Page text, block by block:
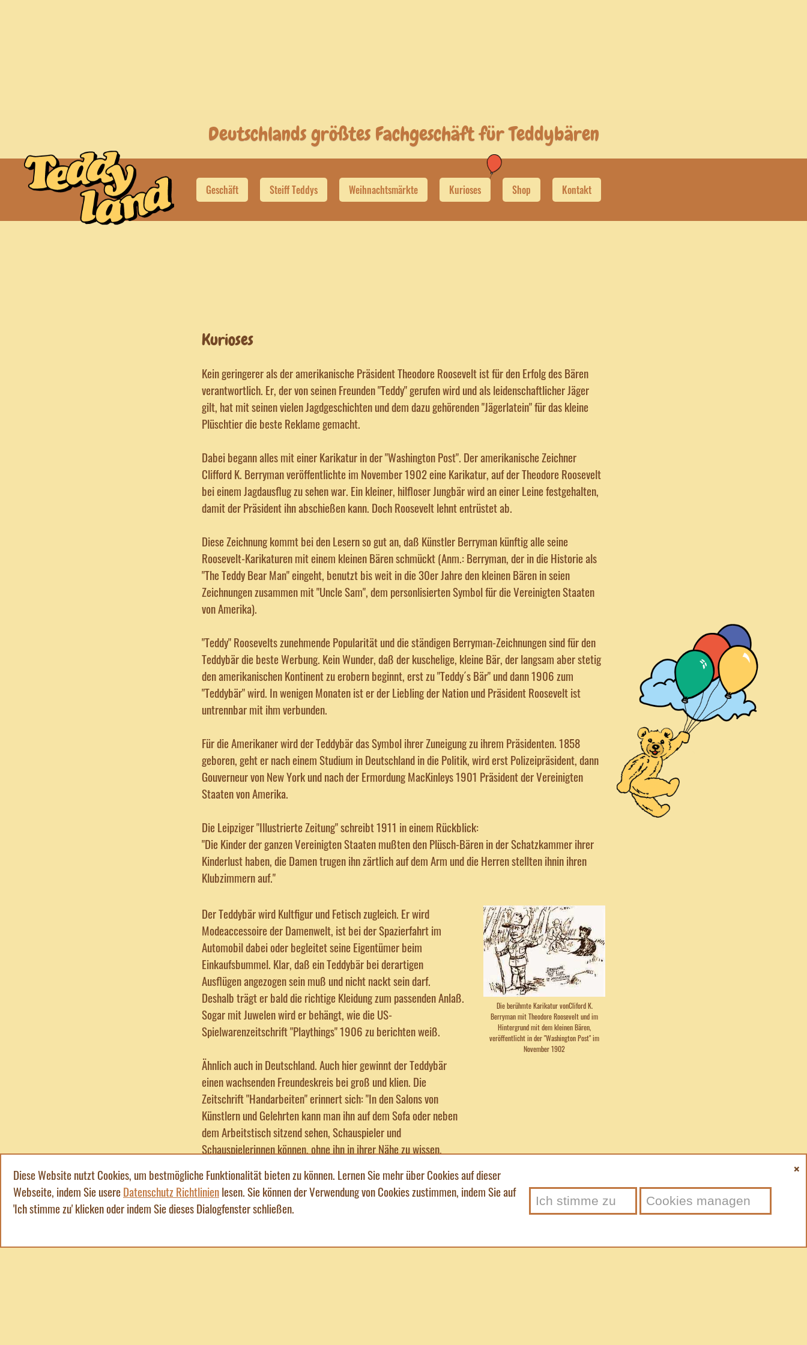
Deutschlands größtes Fachgeschäft für Teddybären
Geschäft Steiff Teddys Weihnachtsmärkte Kurioses Shop Kontakt
Kurioses
Kein geringerer als der amerikanische Präsident Theodore Roosevelt ist für den Erfolg des Bären
verantwortlich. Er, der von seinen Freunden "Teddy" gerufen wird und als leidenschaftlicher Jäger
gilt, hat mit seinen vielen Jagdgeschichten und dem dazu gehörenden "Jägerlatein" für das kleine
Plüschtier die beste Reklame gemacht.
Dabei begann alles mit einer Karikatur in der "Washington Post". Der amerikanische Zeichner
Clifford K. Berryman veröffentlichte im November 1902 eine Karikatur, auf der Theodore Roosevelt
bei einem Jagdausflug zu sehen war. Ein kleiner, hilfloser Jungbär wird an einer Leine festgehalten,
damit der Präsident ihn abschießen kann. Doch Roosevelt lehnt entrüstet ab.
Diese Zeichnung kommt bei den Lesern so gut an, daß Künstler Berryman künftig alle seine
Roosevelt-Karikaturen mit einem kleinen Bären schmückt (Anm.: Berryman, der in die Historie als
"The Teddy Bear Man" eingeht, benutzt bis weit in die 30er Jahre den kleinen Bären in seien
Zeichnungen zusammen mit "Uncle Sam", dem personlisierten Symbol für die Vereinigten Staaten
von Amerika).
"Teddy" Roosevelts zunehmende Popularität und die ständigen Berryman-Zeichnungen sind für den
Teddybär die beste Werbung. Kein Wunder, daß der kuschelige, kleine Bär, der langsam aber stetig
den amerikanischen Kontinent zu erobern beginnt, erst zu "Teddy´s Bär" und dann 1906 zum
"Teddybär" wird. In wenigen Monaten ist er der Liebling der Nation und Präsident Roosevelt ist
untrennbar mit ihm verbunden.
Für die Amerikaner wird der Teddybär das Symbol ihrer Zuneigung zu ihrem Präsidenten. 1858
geboren, geht er nach einem Studium in Deutschland in die Politik, wird erst Polizeipräsident, dann
Gouverneur von New York und nach der Ermordung MacKinleys 1901 Präsident der Vereinigten
Staaten von Amerika.
Die Leipziger "Illustrierte Zeitung" schreibt 1911 in einem Rückblick:
"Die Kinder der ganzen Vereinigten Staaten mußten den Plüsch-Bären in der Schatzkammer ihrer
Kinderlust haben, die Damen trugen ihn zärtlich auf dem Arm und die Herren stellten ihnin ihren
Klubzimmern auf."
Der Teddybär wird Kultfigur und Fetisch zugleich. Er wird
Modeaccessoire der Damenwelt, ist bei der Spazierfahrt im
Automobil dabei oder begleitet seine Eigentümer beim
Einkaufsbummel. Klar, daß ein Teddybär bei derartigen
Ausflügen angezogen sein muß und nicht nackt sein darf.
Deshalb trägt er bald die richtige Kleidung zum passenden Anlaß.
Sogar mit Juwelen wird er behängt, wie die US-
Spielwarenzeitschrift "Playthings" 1906 zu berichten weiß.
Ähnlich auch in Deutschland. Auch hier gewinnt der Teddybär
einen wachsenden Freundeskreis bei groß und klien. Die
Zeitschrift "Handarbeiten" erinnert sich: "In den Salons von
Künstlern und Gelehrten kann man ihn auf dem Sofa oder neben
dem Arbeitstisch sitzend sehen, Schauspieler und
Schauspielerinnen können, ohne ihn in ihrer Nähe zu wissen,
Opernsängerin ihren Teddybären vergessen, als sie abends zur
Oper fuhr. Das Auto mußte sofort zurückfahren, ihn zu holen. Der
Beginn der Aufführung wurde verzögert, denn die Opernsängerin
Die berühmte Karikatur vonCliford K.
Berryman mit Theodore Roosevelt und im
Hintergrund mit dem kleinen Bären,
veröffentlicht in der "Washington Post" im
November 1902
Diese Website nutzt Cookies, um bestmögliche Funktionalität bieten zu können. Lernen Sie mehr über Cookies auf dieser
Webseite, indem Sie usereDatenschutz Richtlinienlesen. Sie können der Verwendung von Cookies zustimmen, indem Sie auf
'Ich stimme zu' klicken oder indem Sie dieses Dialogfenster schließen.
Ich stimme zu Cookies managen